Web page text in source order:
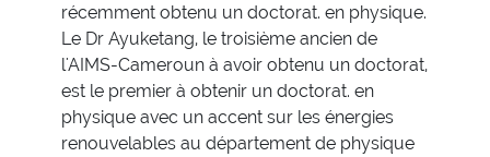
récemment obtenu un doctorat. en physique.
Le Dr Ayuketang, le troisième ancien de
l'AIMS-Cameroun à avoir obtenu un doctorat,
est le premier à obtenir un doctorat. en
physique avec un accent sur les énergies
renouvelables au département de physique